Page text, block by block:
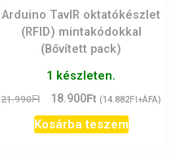
Arduino TavIR oktatókészlet
(RFID) mintakódokkal
(Bővített pack)
1 készleten.
21.990Ft
Original
price
was:
18.900Ft Current
price
is:
(14.882Ft+ÁFA)
Kosárba teszem